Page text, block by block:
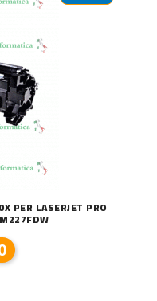
PER LASERJET PRO